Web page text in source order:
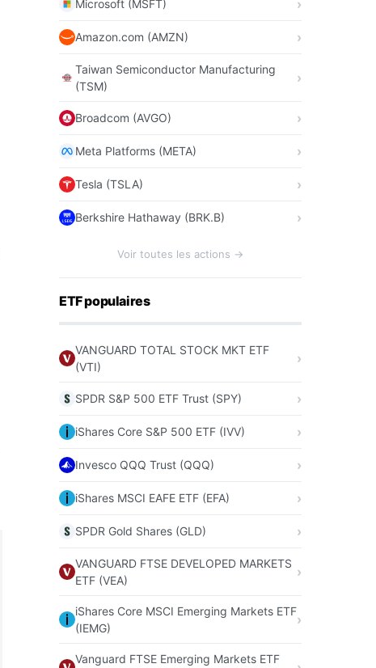
Microsoft (MSFT)
Amazon.com (AMZN)
Taiwan Semiconductor Manufacturing
(TSM)
Broadcom (AVGO)
Meta Platforms (META)
Tesla (TSLA)
Berkshire Hathaway (BRK.B)
Voir toutes les actions →
ETF populaires
VANGUARD TOTAL STOCK MKT ETF
(VTI)
SPDR S&P 500 ETF Trust (SPY)
iShares Core S&P 500 ETF (IVV)
Invesco QQQ Trust (QQQ)
iShares MSCI EAFE ETF (EFA)
SPDR Gold Shares (GLD)
VANGUARD FTSE DEVELOPED MARKETS
ETF (VEA)
iShares Core MSCI Emerging Markets ETF
(IEMG)
Vanguard FTSE Emerging Markets ETF